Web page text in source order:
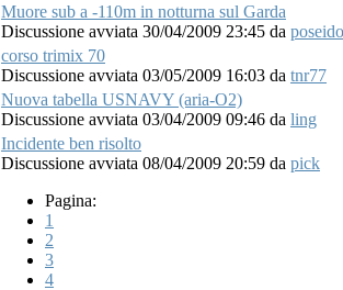
Muore sub a -110m in notturna sul Garda
Discussione avviata 30/04/2009 23:45 da
corso trimix 70
Discussione avviata 03/05/2009 16:03 da tnr77
Nuova tabella USNAVY (aria-O2)
Discussione avviata 03/04/2009 09:46 da ling
Incidente ben risolto
Discussione avviata 08/04/2009 20:59 da pick
Pagina:
1
2
3
4